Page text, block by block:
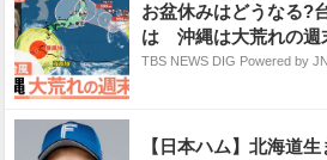
お盆休みはどうなる?
は 沖縄は大荒れの週
TBS NEWS DIG Powered by
【日本ハム】北海道